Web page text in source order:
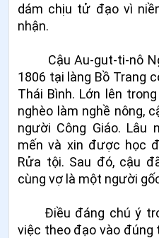
dám chịu tử đạo vì
nhận.
Cậu Au-gut-ti-nô
1806 tại làng Bồ Trang
Thái Bình. Lớn lên
nghèo làm nghề nông,
người Công Giáo. Lâu
mến và xin được học
Rửa tội. Sau đó, cậu
cùng vợ là một người
Điều đáng chú ý
việc theo đạo vào